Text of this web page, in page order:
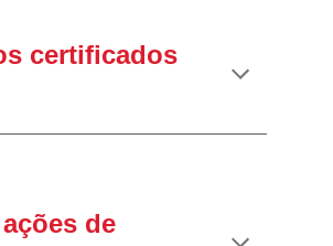
certificados
de